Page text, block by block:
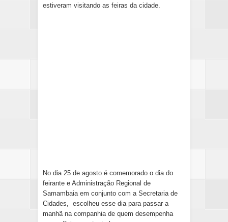
estiveram visitando as feiras da cidade.
No dia 25 de agosto é comemorado o dia do
feirante e Administração Regional de
Samambaia em conjunto com a Secretaria de
Cidades, escolheu esse dia para passar a
manhã na companhia de quem desempenha